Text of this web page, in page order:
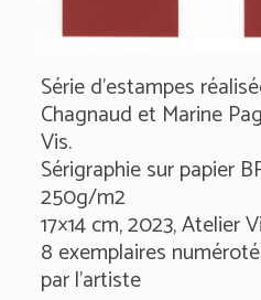
Série d’estampes
Chagnaud et Marine
Vis.
Sérigraphie sur papier
250g/m2
17×14 cm, 2023, Atelier
8 exemplaires
par l’artiste